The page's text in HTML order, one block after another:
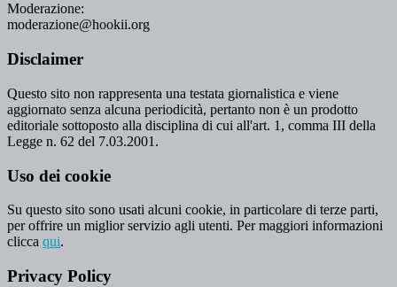
Moderazione:
moderazione@hookii.org
Disclaimer
Questo sito non rappresenta una testata giornalistica e viene
aggiornato senza alcuna periodicità, pertanto non è un prodotto
editoriale sottoposto alla disciplina di cui all'art. 1, comma III della
Legge n. 62 del 7.03.2001.
Uso dei cookie
Su questo sito sono usati alcuni cookie, in particolare di terze parti,
per offrire un miglior servizio agli utenti. Per maggiori informazioni
clicca qui.
Privacy Policy